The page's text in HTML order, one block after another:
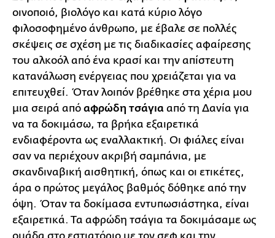
οινοποιό, βιολόγο και κατά κύριο λόγο
φιλοσοφημένο άνθρωπο, με έβαλε σε πολλές
σκέψεις σε σχέση με τις διαδικασίες αφαίρεσης
του αλκοόλ από ένα κρασί και την απίστευτη
κατανάλωση ενέργειας που χρειάζεται για να
επιτευχθεί. Όταν λοιπόν βρέθηκε στα χέρια μου
μια σειρά από αφρώδη τσάγια από τη Δανία για
να τα δοκιμάσω, τα βρήκα εξαιρετικά
ενδιαφέροντα ως εναλλακτική. Οι φιάλες είναι
σαν να περιέχουν ακριβή σαμπάνια, με
σκανδιναβική αισθητική, όπως και οι ετικέτες,
άρα ο πρώτος μεγάλος βαθμός δόθηκε από την
όψη. Όταν τα δοκίμασα εντυπωσιάστηκα, είναι
εξαιρετικά. Τα αφρώδη τσάγια τα δοκιμάσαμε ως